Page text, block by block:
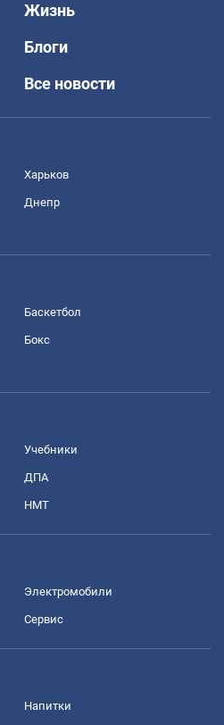
Жизнь
Блоги
Все новости
Харьков
Днепр
Баскетбол
Бокс
Учебники
ДПА
НМТ
Электромобили
Сервис
Напитки